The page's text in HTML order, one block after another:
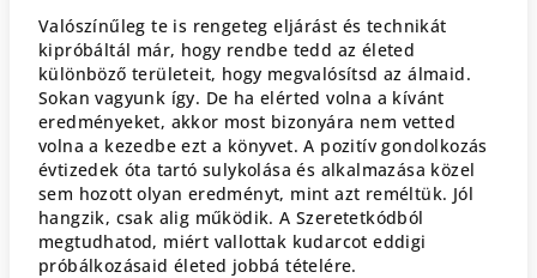
Valószínűleg te is rengeteg eljárást és technikát
kipróbáltál már, hogy rendbe tedd az életed
különböző területeit, hogy megvalósítsd az álmaid.
Sokan vagyunk így. De ha elérted volna a kívánt
eredményeket, akkor most bizonyára nem vetted
volna a kezedbe ezt a könyvet. A pozitív gondolkozás
évtizedek óta tartó sulykolása és alkalmazása közel
sem hozott olyan eredményt, mint azt reméltük. Jól
hangzik, csak alig működik. A Szeretetkódból
megtudhatod, miért vallottak kudarcot eddigi
próbálkozásaid életed jobbá tételére.